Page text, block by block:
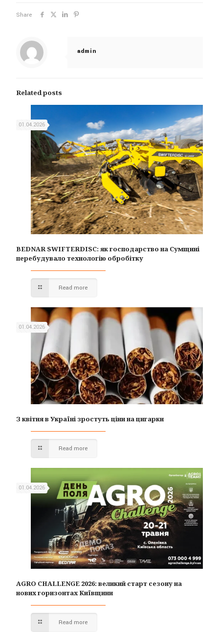
Share
admin
Related posts
01.04.2026
BEDNAR SWIFTERDISC: як господарство на Сумщині
перебудувало технологію обробітку
Read more
01.04.2026
З квітня в Україні зростуть ціни на цигарки
Read more
01.04.2026
AGRO CHALLENGE 2026: великий старт сезону на
нових горизонтах Київщини
Read more